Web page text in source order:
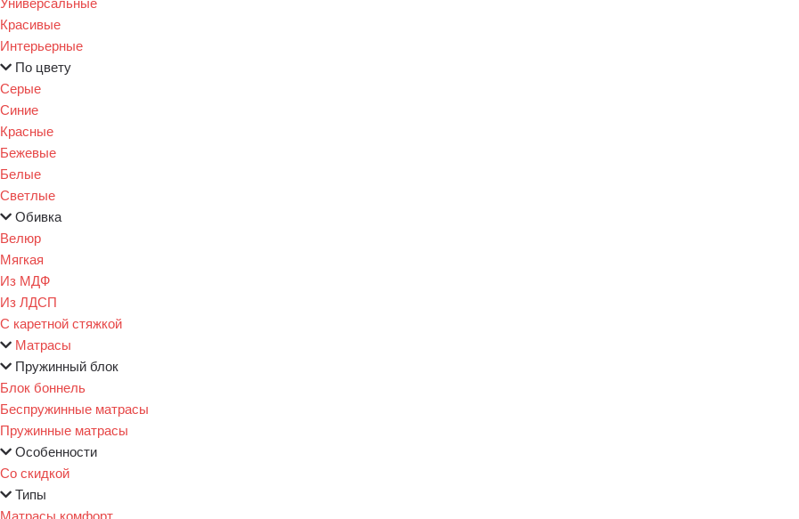
Красивые
Интерьерные
По цвету
Серые
Синие
Красные
Бежевые
Белые
Светлые
Обивка
Велюр
Мягкая
Из МДФ
Из ЛДСП
С каретной стяжкой
Матрасы
Пружинный блок
Блок боннель
Беспружинные матрасы
Пружинные матрасы
Особенности
Со скидкой
Типы
Матрасы комфорт